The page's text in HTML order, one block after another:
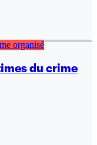
du crime